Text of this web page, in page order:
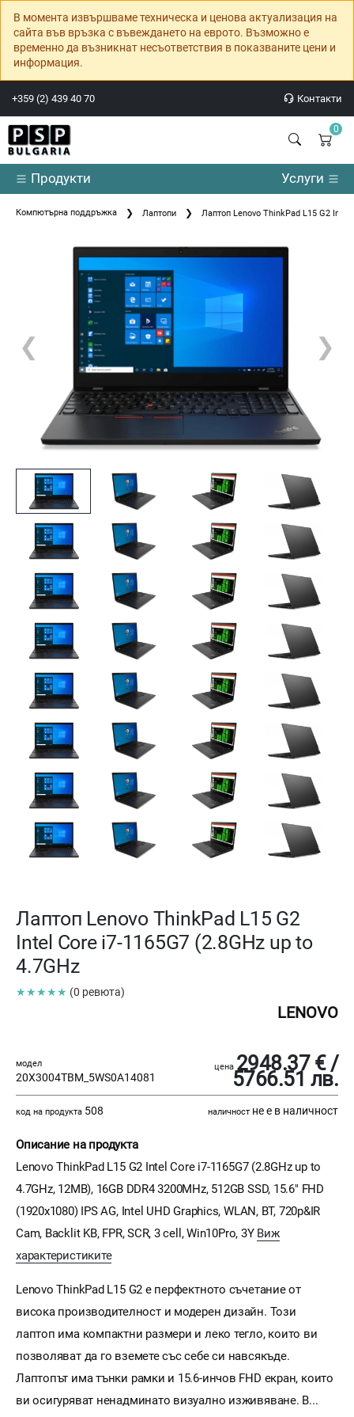
В момента извършваме техническа и ценова актуализация на
сайта във връзка с въвеждането на еврото. Възможно е
временно да възникнат несъответствия в показваните цени и
информация.
+359 (2) 439 40 70 Контакти
0
Продукти Услуги
Компютърна поддръжка Лаптопи Лаптоп Lenovo ThinkPad L15 G2 Intel
❮ ❯
Лаптоп Lenovo ThinkPad L15 G2
Intel Core i7-1165G7 (2.8GHz up to
4.7GHz
★★★★★ (0 ревюта)
LENOVO
модел
20X3004TBM_5WS0A14081
цена 2948.37 € /
5766.51 лв.
код на продукта 508 наличност не е в наличност
Описание на продукта
Lenovo ThinkPad L15 G2 Intel Core i7-1165G7 (2.8GHz up to
4.7GHz, 12MB), 16GB DDR4 3200MHz, 512GB SSD, 15.6" FHD
(1920x1080) IPS AG, Intel UHD Graphics, WLAN, BT, 720p&IR
Cam, Backlit KB, FPR, SCR, 3 cell, Win10Pro, 3Y Виж
характеристиките
Lenovo ThinkPad L15 G2 е перфектното съчетание от
висока производителност и модерен дизайн. Този
лаптоп има компактни размери и леко тегло, които ви
позволяват да го вземете със себе си навсякъде.
Лаптопът има тънки рамки и 15.6-инчов FHD екран, които
ви осигуряват ненадминато визуално изживяване. В...